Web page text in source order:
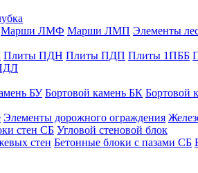
Марши ЛМФ Марши ЛМП Элементы
Плиты ПДН Плиты ПДП Плиты 1ПББ
БУ Бортовой камень БК Бортовой
Элементы дорожного ограждения
стен СБ Угловой стеновой блок
стен Бетонные блоки с пазами СБ